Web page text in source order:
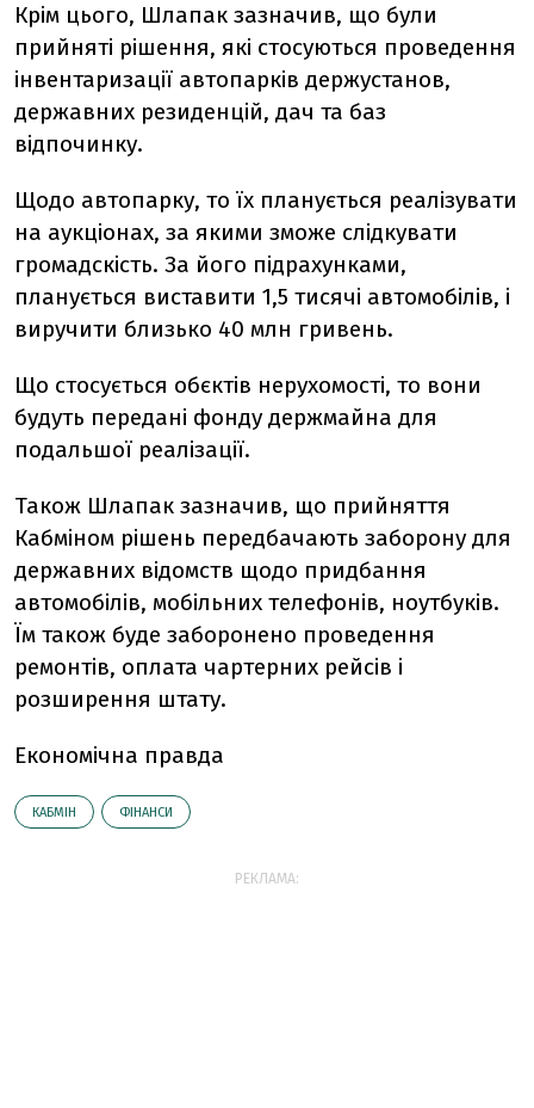
Крім цього, Шлапак зазначив, що були
прийняті рішення, які стосуються проведення
інвентаризації автопарків держустанов,
державних резиденцій, дач та баз
відпочинку.
Щодо автопарку, то їх планується реалізувати
на аукціонах, за якими зможе слідкувати
громадскість. За його підрахунками,
планується виставити 1,5 тисячі автомобілів, і
виручити близько 40 млн гривень.
Що стосується обєктів нерухомості, то вони
будуть передані фонду держмайна для
подальшої реалізації.
Також Шлапак зазначив, що прийняття
Кабміном рішень передбачають заборону для
державних відомств щодо придбання
автомобілів, мобільних телефонів, ноутбуків.
Їм також буде заборонено проведення
ремонтів, оплата чартерних рейсів і
розширення штату.
Економічна правда
КАБМІН ФІНАНСИ
РЕКЛАМА: